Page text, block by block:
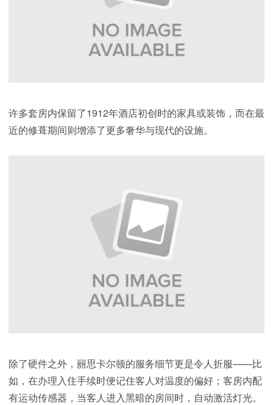
许多套房内保留了1912年酒店初创时的家具或装饰，而在最
近的修葺期间则增添了更多奢华与现代的设施。
除了硬件之外，丽思卡尔顿的服务细节更是令人折服——比
如，在办理入住手续时便记住客人对温度的偏好；客房内配
有运动传感器，当客人进入黑暗的房间时，自动激活灯光。